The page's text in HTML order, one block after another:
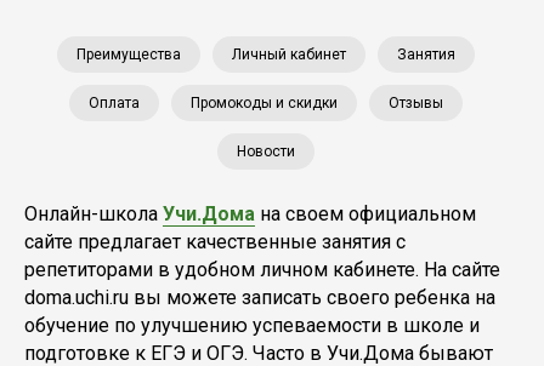
Преимущества Личный кабинет Занятия
Оплата Промокоды и скидки Отзывы
Новости
Онлайн-школа Учи.Дома на своем официальном
сайте предлагает качественные занятия с
репетиторами в удобном личном кабинете. На сайте
doma.uchi.ru вы можете записать своего ребенка на
обучение по улучшению успеваемости в школе и
подготовке к ЕГЭ и ОГЭ. Часто в Учи.Дома бывают